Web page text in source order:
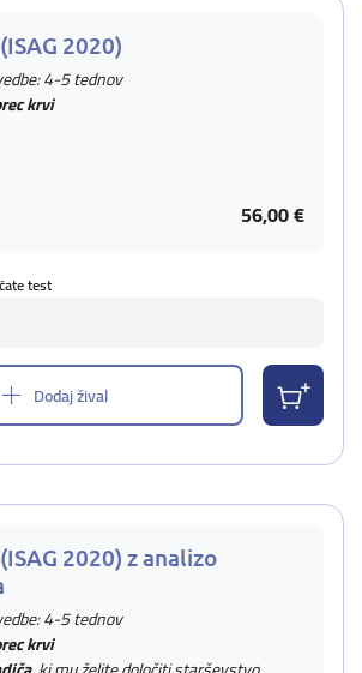
2020)
4-5 tednov
krvi
56,00 €
test
Dodaj žival
2020) z analizo
4-5 tednov
krvi